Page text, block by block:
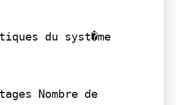
du syst�me
Nombre de